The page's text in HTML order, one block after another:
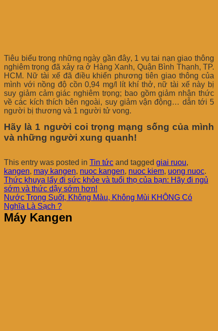
Tiêu biểu trong những ngày gần đây, 1 vụ tai nạn giao thông
nghiêm trọng đã xảy ra ở Hàng Xanh, Quận Bình Thạnh, TP.
HCM. Nữ tài xế đã điều khiển phương tiên giao thông của
mình với nồng độ cồn 0,94 mg/l lít khí thở, nữ tài xế này bị
suy giảm cảm giác nghiêm trọng; bao gồm giảm nhận thức
về các kích thích bên ngoài, suy giảm vận động… dẫn tới 5
người bị thương và 1 người tử vong.
Hãy là 1 người coi trọng mạng sống của mình
và những người xung quanh!
This entry was posted in Tin tức and tagged giai ruou,
kangen, may kangen, nuoc kangen, nuoc kiem, uong nuoc.
Thức khuya lấy đi sức khỏe và tuổi thọ của bạn: Hãy đi ngủ
sớm và thức dậy sớm hơn!
Nước Trong Suốt, Không Màu, Không Mùi KHÔNG Có
Nghĩa Là Sạch ?
Máy Kangen